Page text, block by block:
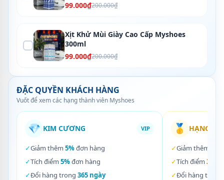
99.000₫200.000₫
Xịt Khử Mùi Giày Cao Cấp Myshoes
300ml
99.000₫200.000₫
ĐẶC QUYỀN KHÁCH HÀNG
Vuốt để xem các hạng thành viên Myshoes
💎 KIM CƯƠNG VIP
✓Giảm thêm 5%đơn hàng
✓Tích điểm 5%đơn hàng
✓Đổi hàng trong 365 ngày
🥇 HẠNG
✓Giảm thêm
✓Tích điểm 3%
✓Đổi hàng trong